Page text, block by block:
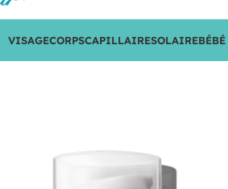
VISAGECORPSCAPILLAIRESOLAIRE